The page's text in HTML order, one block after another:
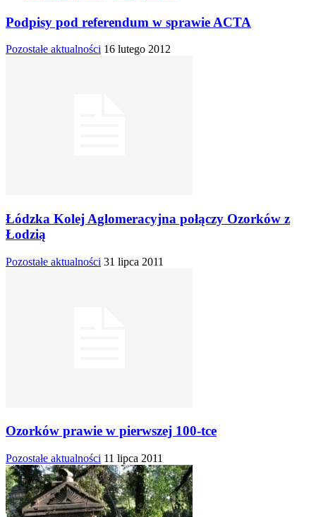
Podpisy pod referendum w sprawie ACTA
Pozostałe aktualności 16 lutego 2012
Łódzka Kolej Aglomeracyjna połączy Ozorków z
Łodzią
Pozostałe aktualności 31 lipca 2011
Ozorków prawie w pierwszej 100-tce
Pozostałe aktualności 11 lipca 2011